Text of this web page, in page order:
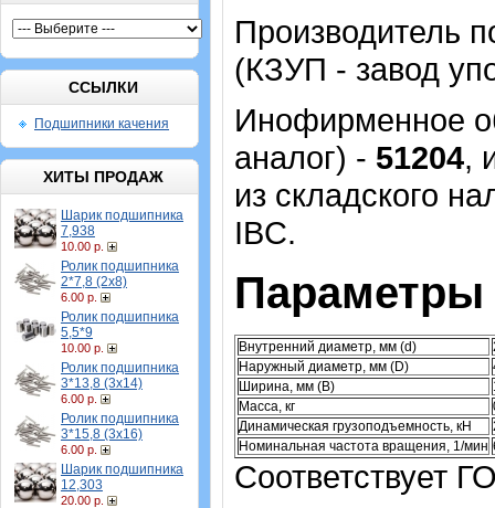
ССЫЛКИ
Подшипники качения
ХИТЫ ПРОДАЖ
Шарик подшипника
7,938
10.00 р.
Ролик подшипника
2*7,8 (2х8)
6.00 р.
Ролик подшипника
5,5*9
10.00 р.
Ролик подшипника
3*13,8 (3х14)
6.00 р.
Ролик подшипника
3*15,8 (3х16)
6.00 р.
Шарик подшипника
12,303
20.00 р.
Производитель
(КЗУП - завод
Инофирменное
аналог) - 51204,
из складского
IBC.
Параметры
Внутренний диаметр, мм (d)
Наружный диаметр, мм (D)
Ширина, мм (B)
Масса, кг
Динамическая грузоподъемность, кН
Номинальная частота вращения, 1/мин
Соответствует